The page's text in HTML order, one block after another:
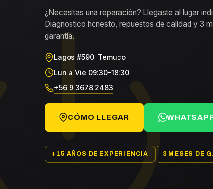
¿Necesitas una reparación? Llegaste al lugar
Diagnóstico honesto, repuestos de calidad y 3
garantía.
Lagos #590, Temuco
Lun a Vie 09:30-18:30
+56 9 3678 2483
CÓMO LLEGAR
+15 AÑOS DE EXPERIENCIA 3 MESES DE